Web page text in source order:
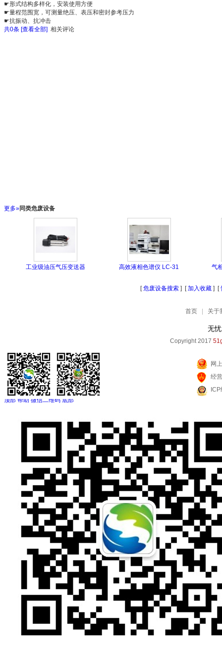
☛形式结构多样化，安装使用方便
☛量程范围宽，可测量绝压、表压和密封参考压力
☛抗振动、抗冲击
共0条 [查看全部] 相关评论
更多»同类危废设备
工业级油压气压变送器 高效液相色谱仪 LC-31 气
[危废设备搜索 ] [加入收藏 ] [
首页 关于
无
Copyright 2017
网
经
顶部 帮助 微信二维码 底部